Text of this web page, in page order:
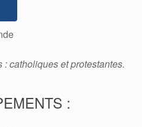
: catholiques et protestantes.
: